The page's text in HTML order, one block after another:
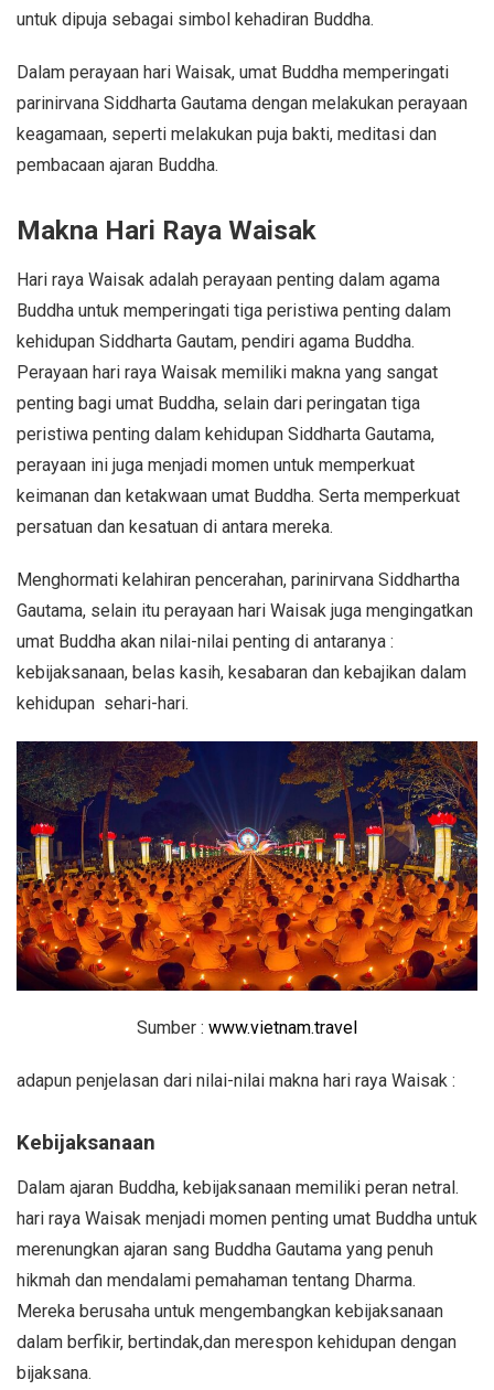
untuk dipuja sebagai simbol kehadiran Buddha.
Dalam perayaan hari Waisak, umat Buddha memperingati
parinirvana Siddharta Gautama dengan melakukan perayaan
keagamaan, seperti melakukan puja bakti, meditasi dan
pembacaan ajaran Buddha.
Makna Hari Raya Waisak
Hari raya Waisak adalah perayaan penting dalam agama
Buddha untuk memperingati tiga peristiwa penting dalam
kehidupan Siddharta Gautam, pendiri agama Buddha.
Perayaan hari raya Waisak memiliki makna yang sangat
penting bagi umat Buddha, selain dari peringatan tiga
peristiwa penting dalam kehidupan Siddharta Gautama,
perayaan ini juga menjadi momen untuk memperkuat
keimanan dan ketakwaan umat Buddha. Serta memperkuat
persatuan dan kesatuan di antara mereka.
Menghormati kelahiran pencerahan, parinirvana Siddhartha
Gautama, selain itu perayaan hari Waisak juga mengingatkan
umat Buddha akan nilai-nilai penting di antaranya :
kebijaksanaan, belas kasih, kesabaran dan kebajikan dalam
kehidupan sehari-hari.
Sumber : www.vietnam.travel
adapun penjelasan dari nilai-nilai makna hari raya Waisak :
Kebijaksanaan
Dalam ajaran Buddha, kebijaksanaan memiliki peran netral.
hari raya Waisak menjadi momen penting umat Buddha untuk
merenungkan ajaran sang Buddha Gautama yang penuh
hikmah dan mendalami pemahaman tentang Dharma.
Mereka berusaha untuk mengembangkan kebijaksanaan
dalam berfikir, bertindak,dan merespon kehidupan dengan
bijaksana.